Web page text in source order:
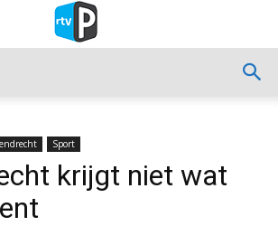
Sport
krijgt niet wat